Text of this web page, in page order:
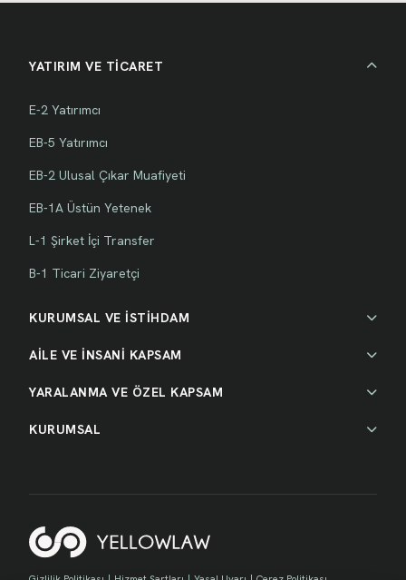
YATIRIM VE TİCARET
E-2 Yatırımcı
EB-5 Yatırımcı
EB-2 Ulusal Çıkar Muafiyeti
EB-1A Üstün Yetenek
L-1 Şirket İçi Transfer
B-1 Ticari Ziyaretçi
KURUMSAL VE İSTİHDAM
AİLE VE İNSANİ KAPSAM
YARALANMA VE ÖZEL KAPSAM
KURUMSAL